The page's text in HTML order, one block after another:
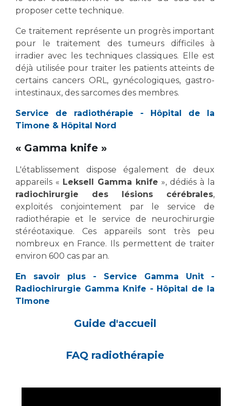
proposer cette technique.
Ce traitement représente un progrès important
pour le traitement des tumeurs difficiles à
irradier avec les techniques classiques. Elle est
déjà utilisée pour traiter les patients atteints de
certains cancers ORL, gynécologiques, gastro-
intestinaux, des sarcomes des membres.
Service de radiothérapie - Hôpital de la
Timone & Hôpital Nord
« Gamma knife »
L'établissement dispose également de deux
appareils « Leksell Gamma knife », dédiés à la
radiochirurgie des lésions cérébrales,
exploités conjointement par le service de
radiothérapie et le service de neurochirurgie
stéréotaxique. Ces appareils sont très peu
nombreux en France. Ils permettent de traiter
environ 600 cas par an.
En savoir plus - Service Gamma Unit -
Radiochirurgie Gamma Knife - Hôpital de la
TImone
Guide d'accueil
FAQ radiothérapie